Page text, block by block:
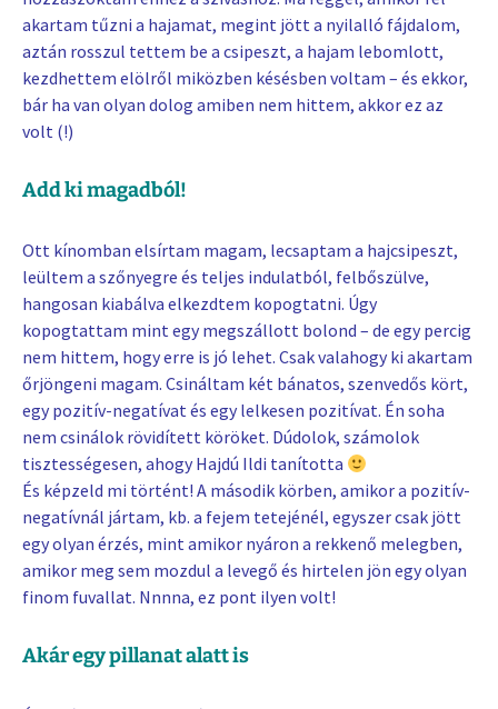
akartam tűzni a hajamat, megint jött a nyilalló fájdalom,
aztán rosszul tettem be a csipeszt, a hajam lebomlott,
kezdhettem elölről miközben késésben voltam – és ekkor,
bár ha van olyan dolog amiben nem hittem, akkor ez az
volt (!)
Add ki magadból!
Ott kínomban elsírtam magam, lecsaptam a hajcsipeszt,
leültem a szőnyegre és teljes indulatból, felbőszülve,
hangosan kiabálva elkezdtem kopogtatni. Úgy
kopogtattam mint egy megszállott bolond – de egy percig
nem hittem, hogy erre is jó lehet. Csak valahogy ki akartam
őrjöngeni magam. Csináltam két bánatos, szenvedős kört,
egy pozitív-negatívat és egy lelkesen pozitívat. Én soha
nem csinálok rövidített köröket. Dúdolok, számolok
tisztességesen, ahogy Hajdú Ildi tanította
És képzeld mi történt! A második körben, amikor a pozitív-
negatívnál jártam, kb. a fejem tetejénél, egyszer csak jött
egy olyan érzés, mint amikor nyáron a rekkenő melegben,
amikor meg sem mozdul a levegő és hirtelen jön egy olyan
finom fuvallat. Nnnna, ez pont ilyen volt!
Akár egy pillanat alatt is